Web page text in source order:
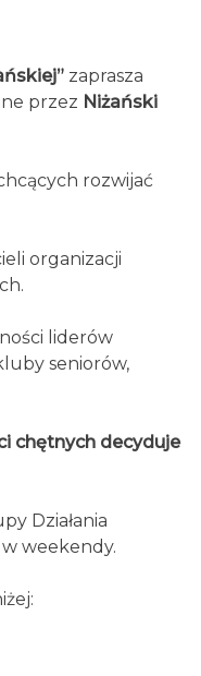
zaprasza
przez Niżański
rozwijać
organizacji
liderów
seniorów,
chętnych decyduje
Działania
weekendy.